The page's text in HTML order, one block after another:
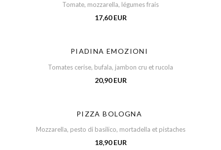
Tomate, mozzarella, légumes frais
17,60 EUR
PIADINA EMOZIONI
Tomates cerise, bufala, jambon cru et rucola
20,90 EUR
PIZZA BOLOGNA
Mozzarella, pesto di basilico, mortadella et pistaches
18,90 EUR